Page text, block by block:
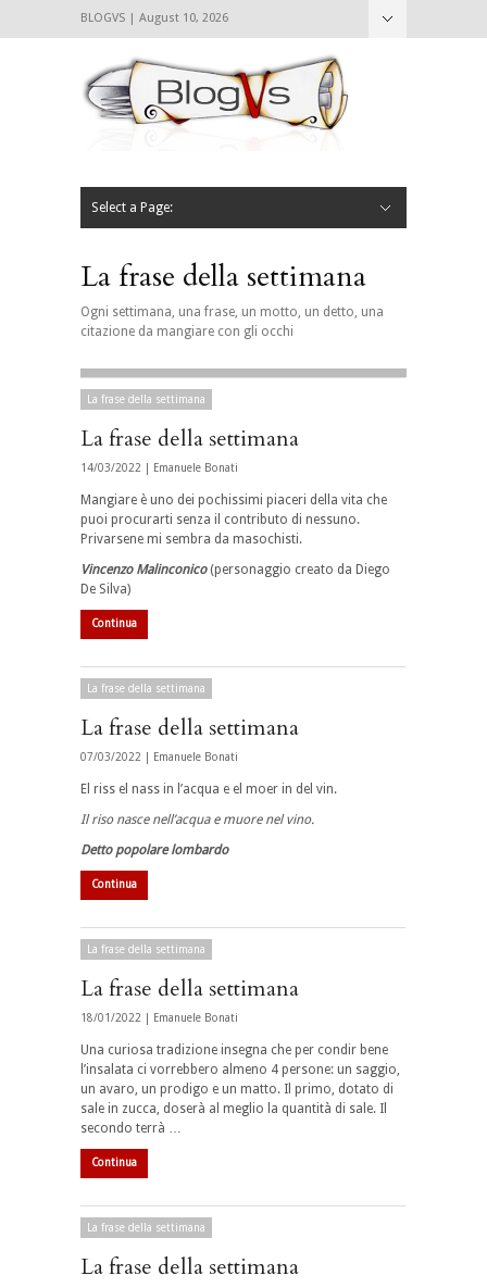
BLOGVS | August 10, 2026
Select a Page:
La frase della settimana
Ogni settimana, una frase, un motto, un detto, una
citazione da mangiare con gli occhi
La frase della settimana
La frase della settimana
14/03/2022 | Emanuele Bonati
Mangiare è uno dei pochissimi piaceri della vita che
puoi procurarti senza il contributo di nessuno.
Privarsene mi sembra da masochisti.
Vincenzo Malinconico (personaggio creato da Diego
De Silva)
Continua
La frase della settimana
La frase della settimana
07/03/2022 | Emanuele Bonati
El riss el nass in l’acqua e el moer in del vin.
Il riso nasce nell’acqua e muore nel vino.
Detto popolare lombardo
Continua
La frase della settimana
La frase della settimana
18/01/2022 | Emanuele Bonati
Una curiosa tradizione insegna che per condir bene
l’insalata ci vorrebbero almeno 4 persone: un saggio,
un avaro, un prodigo e un matto. Il primo, dotato di
sale in zucca, doserà al meglio la quantità di sale. Il
secondo terrà …
Continua
La frase della settimana
La frase della settimana